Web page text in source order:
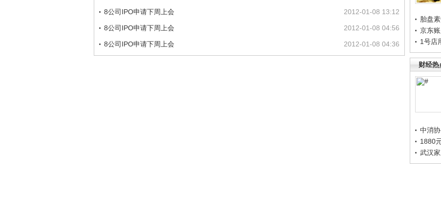
胎盘
京东
1号店
财经热
中消
1880
武汉
2012-01-08 13:12
8公司IPO申请下周上会
2012-01-08 04:56
8公司IPO申请下周上会
2012-01-08 04:36
8公司IPO申请下周上会